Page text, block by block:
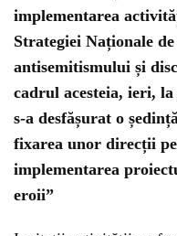
implementarea
Strategiei Naționale
antisemitismului și
cadrul acesteia, ieri,
s-a desfășurat o
fixarea unor direcții
implementarea
eroii”